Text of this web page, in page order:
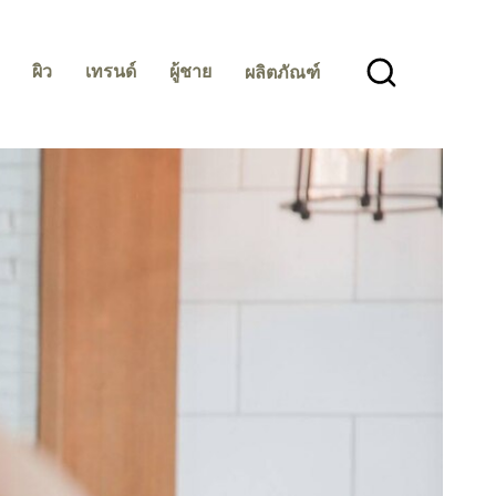
ผิว เทรนด์ ผู้ชาย ผลิตภัณฑ์